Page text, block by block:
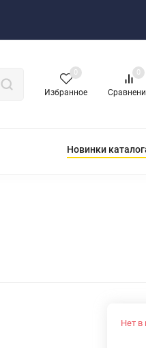
Избранное
0 0
Новинки
Нет в